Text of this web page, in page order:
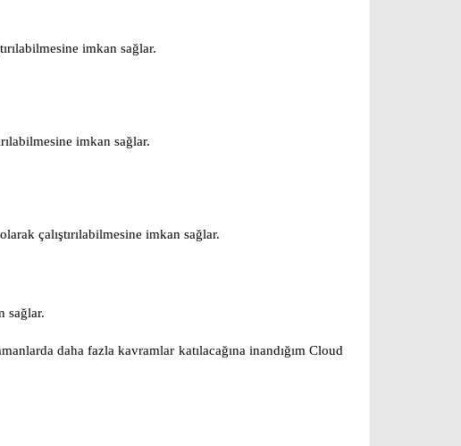
imkan sağlar.
imkan sağlar.
çalıştırılabilmesine imkan sağlar.
sağlar.
daha fazla kavramlar katılacağına inandığım Cloud